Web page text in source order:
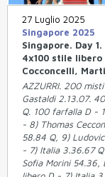
27 Luglio 2025
Singapore 2025
Singapore. Day
4x100 stile
Cocconcelli,
AZZURRI. 200
Gastaldi 2.13.07.
Q. 100 farfalla D -
- 8) Thomas
58.84 Q, 9)
- 7) Italia 3.36.67
Sofia Morini 54.36,